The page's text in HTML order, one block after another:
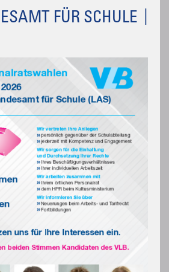
FÜR SCHULE